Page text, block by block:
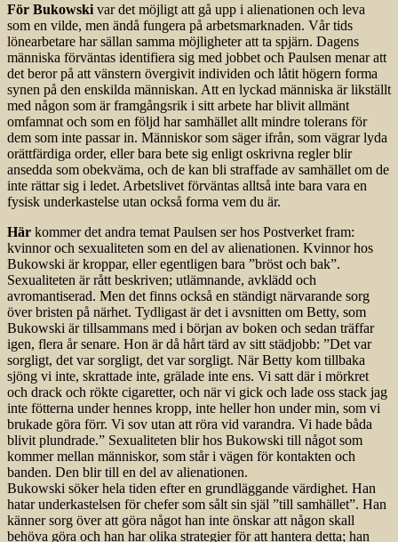
För Bukowski var det möjligt att gå upp i alienationen och leva
som en vilde, men ändå fungera på arbetsmarknaden. Vår tids
lönearbetare har sällan samma möjligheter att ta spjärn. Dagens
människa förväntas identifiera sig med jobbet och Paulsen menar att
det beror på att vänstern övergivit individen och låtit högern forma
synen på den enskilda människan. Att en lyckad människa är likställt
med någon som är framgångsrik i sitt arbete har blivit allmänt
omfamnat och som en följd har samhället allt mindre tolerans för
dem som inte passar in. Människor som säger ifrån, som vägrar lyda
orättfärdiga order, eller bara bete sig enligt oskrivna regler blir
ansedda som obekväma, och de kan bli straffade av samhället om de
inte rättar sig i ledet. Arbetslivet förväntas alltså inte bara vara en
fysisk underkastelse utan också forma vem du är.
Här kommer det andra temat Paulsen ser hos Postverket fram:
kvinnor och sexualiteten som en del av alienationen. Kvinnor hos
Bukowski är kroppar, eller egentligen bara ”bröst och bak”.
Sexualiteten är rått beskriven; utlämnande, avklädd och
avromantiserad. Men det finns också en ständigt närvarande sorg
över bristen på närhet. Tydligast är det i avsnitten om Betty, som
Bukowski är tillsammans med i början av boken och sedan träffar
igen, flera år senare. Hon är då hårt tärd av sitt städjobb: ”Det var
sorgligt, det var sorgligt, det var sorgligt. När Betty kom tillbaka
sjöng vi inte, skrattade inte, grälade inte ens. Vi satt där i mörkret
och drack och rökte cigaretter, och när vi gick och lade oss stack jag
inte fötterna under hennes kropp, inte heller hon under min, som vi
brukade göra förr. Vi sov utan att röra vid varandra. Vi hade båda
blivit plundrade.” Sexualiteten blir hos Bukowski till något som
kommer mellan människor, som står i vägen för kontakten och
banden. Den blir till en del av alienationen.
Bukowski söker hela tiden efter en grundläggande värdighet. Han
hatar underkastelsen för chefer som sålt sin själ ”till samhället”. Han
känner sorg över att göra något han inte önskar att någon skall
behöva göra och han har olika strategier för att hantera detta; han